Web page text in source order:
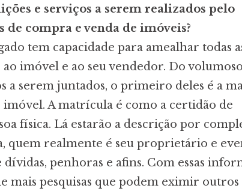
e serviços a serem realizados pelo
de compra e venda de imóveis?
tem capacidade para amealhar todas
imóvel e ao seu vendedor. Do
a serem juntados, o primeiro deles é a
A matrícula é como a certidão de
física. Lá estarão a descrição por
quem realmente é seu proprietário e
penhoras e afins. Com essas
mais pesquisas que podem eximir outros